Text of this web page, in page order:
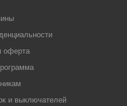
оферта
и выключателей